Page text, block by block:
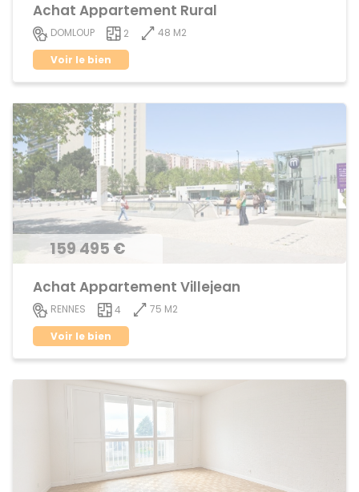
Achat Appartement Rural
DOMLOUP 2
48 M2
Voir le bien
159 495 €
Achat Appartement Villejean
RENNES 4
75 M2
Voir le bien